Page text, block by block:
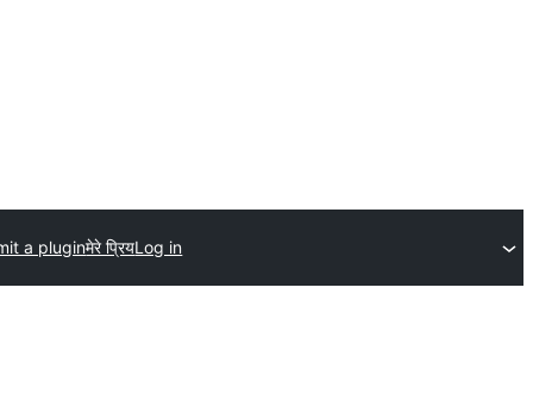
a pluginमेरे प्रियLog in